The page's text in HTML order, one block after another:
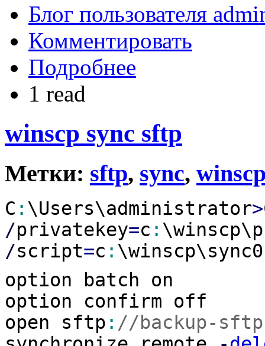
Блог пользователя
Комментировать
Подробнее
1 read
winscp sync sftp
Метки: sftp, sync,
C : \Users\administrator>
/privatekey=c :
/script=c :
option batch on
option confirm off
open sftp : //backup-